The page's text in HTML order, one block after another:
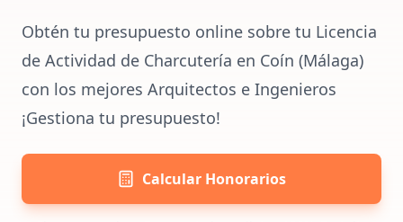
Obtén tu presupuesto online sobre tu Licencia
de Actividad de Charcutería en Coín (Málaga)
con los mejores Arquitectos e Ingenieros
¡Gestiona tu presupuesto!
Calcular Honorarios